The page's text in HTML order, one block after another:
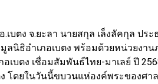
เบตง จ.ยะลา นายสกุล เล็งลัคกุล ป
นิธิอำเภอเบตง พร้อมด้วยหน่วยงา
อเบตง เชื่อมสัมพันธ์ไทย-มาเลย์ ปี
โดยในวันนี้ขบวนแห่องค์พระของศาล